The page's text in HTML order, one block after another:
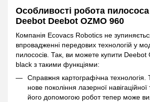
Особливості робота
Deebot Deebot OZMO 960
Компанія Ecovacs Robotics не
впровадженні передових технологій у
пилососів. Так, ви можете купити
black з такими функціями:
Справжня картографічна
нове покоління лазерної навігаційної
його допомогою робот тепер може